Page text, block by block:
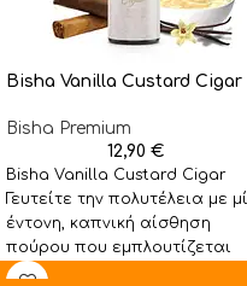
Bisha Vanilla Custard Cigar
Bisha Premium
12,90 €
Bisha Vanilla Custard Cigar
Γευτείτε την πολυτέλεια με
έντονη, καπνική αίσθηση
πούρου που εμπλουτίζεται
από μία απαλή,